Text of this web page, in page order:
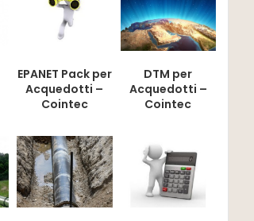
EPANET Pack per
Acquedotti –
Cointec
DTM per
Acquedotti –
Cointec